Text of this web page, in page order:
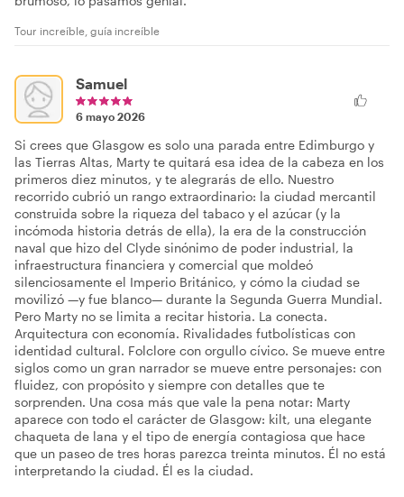
Tour increíble, guía increíble
Samuel
6 mayo 2026
Si crees que Glasgow es solo una parada entre Edimburgo y
las Tierras Altas, Marty te quitará esa idea de la cabeza en los
primeros diez minutos, y te alegrarás de ello. Nuestro
recorrido cubrió un rango extraordinario: la ciudad mercantil
construida sobre la riqueza del tabaco y el azúcar (y la
incómoda historia detrás de ella), la era de la construcción
naval que hizo del Clyde sinónimo de poder industrial, la
infraestructura financiera y comercial que moldeó
silenciosamente el Imperio Británico, y cómo la ciudad se
movilizó —y fue blanco— durante la Segunda Guerra Mundial.
Pero Marty no se limita a recitar historia. La conecta.
Arquitectura con economía. Rivalidades futbolísticas con
identidad cultural. Folclore con orgullo cívico. Se mueve entre
siglos como un gran narrador se mueve entre personajes: con
fluidez, con propósito y siempre con detalles que te
sorprenden. Una cosa más que vale la pena notar: Marty
aparece con todo el carácter de Glasgow: kilt, una elegante
chaqueta de lana y el tipo de energía contagiosa que hace
que un paseo de tres horas parezca treinta minutos. Él no está
interpretando la ciudad. Él es la ciudad.